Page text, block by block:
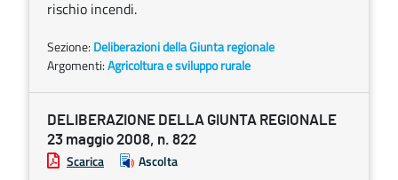
rischio incendi.
Sezione: Deliberazioni della Giunta regionale
Argomenti:Agricoltura e sviluppo rurale
DELIBERAZIONE DELLA GIUNTA REGIONALE
23 maggio 2008, n. 822
Scarica Ascolta